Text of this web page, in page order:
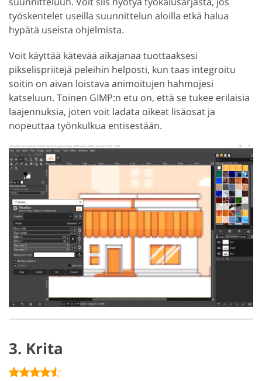
työskentelet useilla suunnittelun aloilla etkä halua
hypätä useista ohjelmista.
Voit käyttää kätevää aikajanaa tuottaaksesi
pikselispriitejä peleihin helposti, kun taas integroitu
soitin on aivan loistava animoitujen hahmojesi
katseluun. Toinen GIMP:n etu on, että se tukee erilaisia
laajennuksia, joten voit ladata oikeat lisäosat ja
nopeuttaa työnkulkua entisestään.
3. Krita